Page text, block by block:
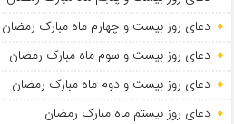
دعای روز بیست و چهارم ماه مبارک رمضان
دعای روز بیست و سوم ماه مبارک رمضان
دعای روز بیست و دوم ماه مبارک رمضان
دعای روز بیستم ماه مبارک رمضان